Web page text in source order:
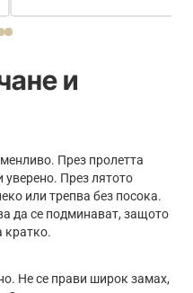
и
През пролетта
уверено. През лятото
или трепва без посока.
да се подминават, защото
кратко.
Не се прави широк замах,